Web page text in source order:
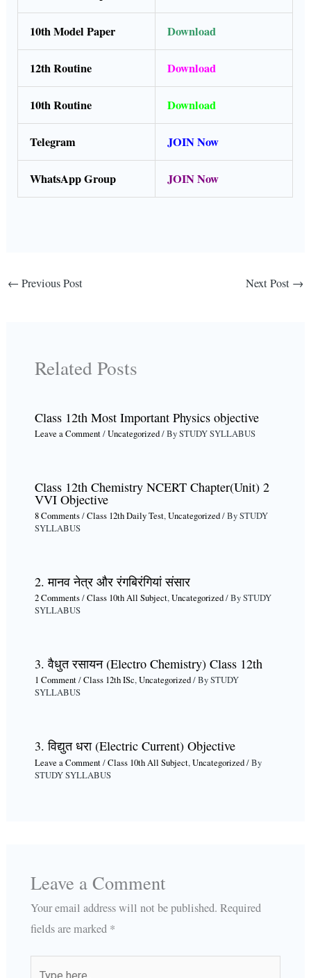
10th Model Paper Download
12th Routine Download
10th Routine Download
Telegram JOIN Now
WhatsApp Group JOIN Now
← Previous Post Next Post →
Related Posts
Class 12th Most Important Physics objective
Leave a Comment/Uncategorized/ BySTUDY SYLLABUS
Class 12th Chemistry NCERT Chapter(Unit) 2
VVI Objective
8 Comments/Class 12th Daily Test,Uncategorized/ BySTUDY
SYLLABUS
2. मानव नेत्र और रंगबिरंगियां संसार
2 Comments/Class 10th All Subject,Uncategorized/ BySTUDY
SYLLABUS
3. वैधुत रसायन (Electro Chemistry) Class 12th
1 Comment/Class 12th ISc,Uncategorized/ BySTUDY
SYLLABUS
3. विद्युत धरा (Electric Current) Objective
Leave a Comment/Class 10th All Subject,Uncategorized/ By
STUDY SYLLABUS
Leave a Comment
Your email address will not be published. Required
fields are marked *